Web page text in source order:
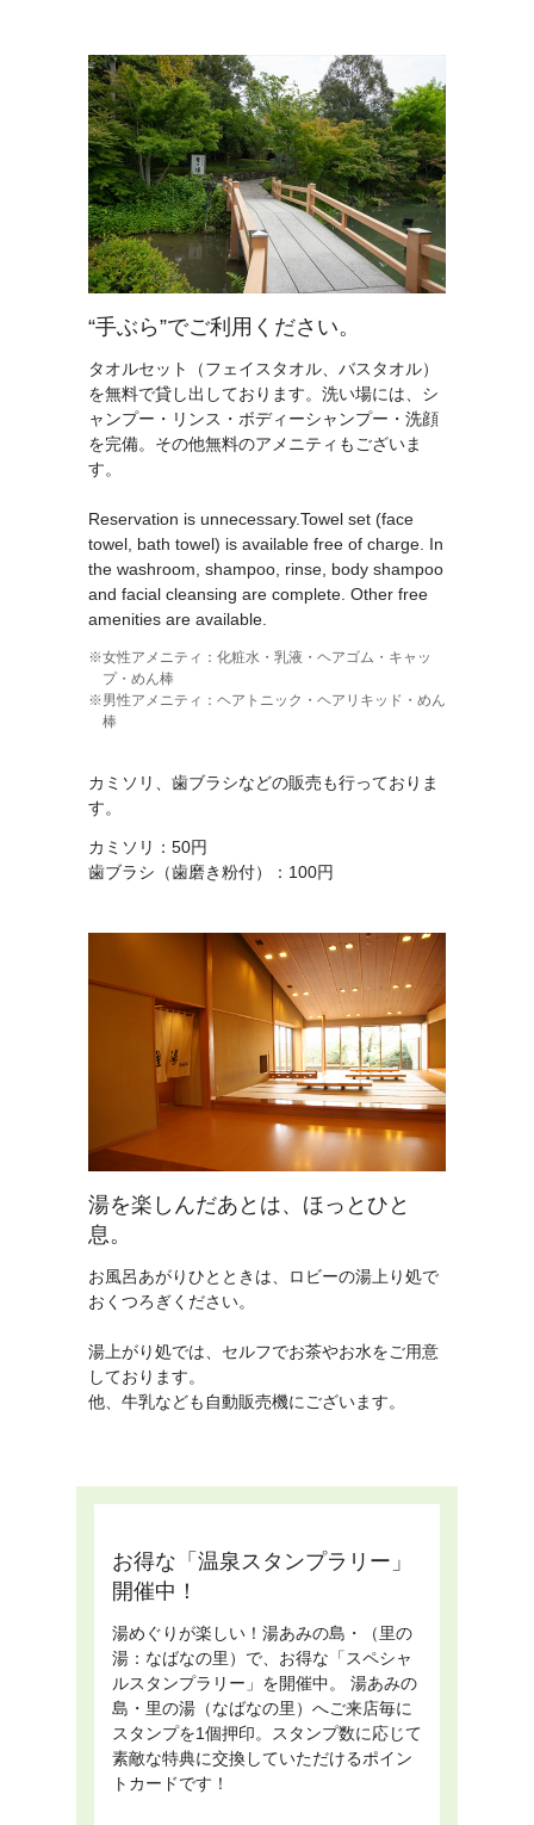
“手ぶら”でご利用ください。
タオルセット（フェイスタオル、バスタオル）
を無料で貸し出しております。洗い場には、シ
ャンプー・リンス・ボディーシャンプー・洗顔
を完備。その他無料のアメニティもございま
す。
Reservation is unnecessary.Towel set (face
towel, bath towel) is available free of charge. In
the washroom, shampoo, rinse, body shampoo
and facial cleansing are complete. Other free
amenities are available.
女性アメニティ：化粧水・乳液・ヘアゴム・キャッ
プ・めん棒
男性アメニティ：ヘアトニック・ヘアリキッド・めん
棒
カミソリ、歯ブラシなどの販売も行っておりま
す。
カミソリ：50円
歯ブラシ（歯磨き粉付）：100円
湯を楽しんだあとは、ほっとひと
息。
お風呂あがりひとときは、ロビーの湯上り処で
おくつろぎください。
湯上がり処では、セルフでお茶やお水をご用意
しております。
他、牛乳なども自動販売機にございます。
お得な「温泉スタンプラリー」
開催中！
湯めぐりが楽しい！湯あみの島・（里の
湯：なばなの里）で、お得な「スペシャ
ルスタンプラリー」を開催中。 湯あみの
島・里の湯（なばなの里）へご来店毎に
スタンプを1個押印。スタンプ数に応じて
素敵な特典に交換していただけるポイン
トカードです！